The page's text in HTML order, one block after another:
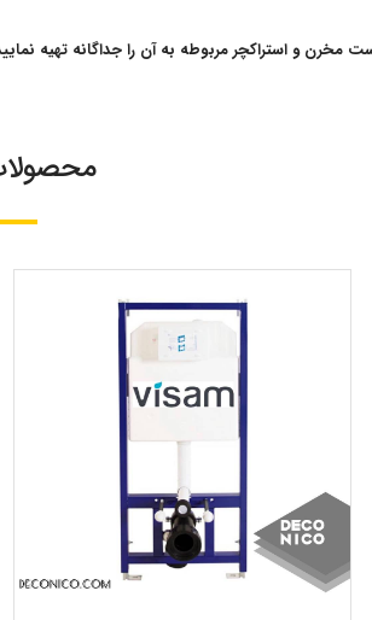
مخرن و استراکچر مربوطه به آن را جداگانه تهیه